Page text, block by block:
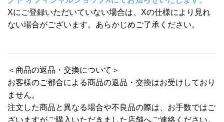
Xにご登録いただいていない場合は、Xの仕様により見れ
ない場合がございます。あらかじめご了承ください。
＜商品の返品・交換について＞
お客様のご都合による商品の返品・交換はお受けしており
ません。
注文した商品と異なる場合や不良品の際は、お手数ではご
ざいますがご購入いただきました店舗へご連絡ください。